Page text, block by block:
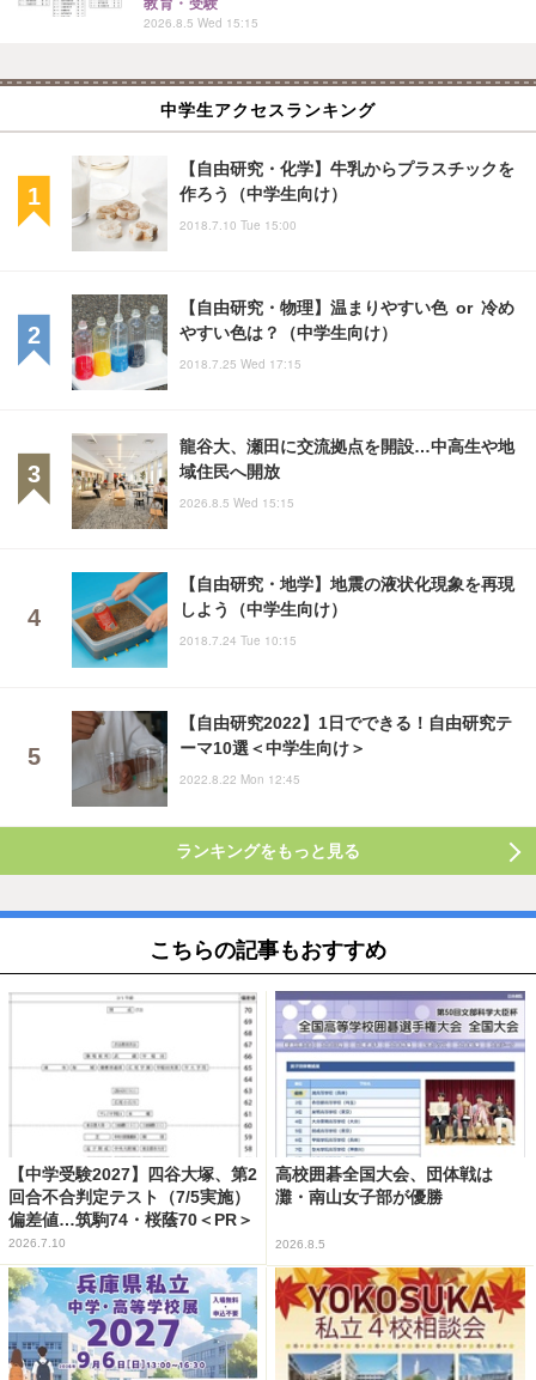
2026.8.5 Wed 15:15
中学生アクセスランキング
【自由研究・化学】牛乳からプラスチックを
作ろう（中学生向け）
2018.7.10 Tue 15:00
【自由研究・物理】温まりやすい色 or 冷め
やすい色は？（中学生向け）
2018.7.25 Wed 17:15
龍谷大、瀬田に交流拠点を開設…中高生や地
域住民へ開放
2026.8.5 Wed 15:15
【自由研究・地学】地震の液状化現象を再現
しよう（中学生向け）
2018.7.24 Tue 10:15
【自由研究2022】1日でできる！自由研究テ
ーマ10選＜中学生向け＞
2022.8.22 Mon 12:45
ランキングをもっと見る
こちらの記事もおすすめ
【中学受験2027】四谷大塚、第2
回合不合判定テスト（7/5実施）
偏差値…筑駒74・桜蔭70＜PR＞
2026.7.10
高校囲碁全国大会、団体戦は
灘・南山女子部が優勝
2026.8.5